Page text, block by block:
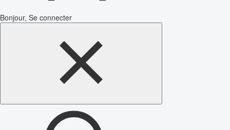
Bonjour, Se connecter